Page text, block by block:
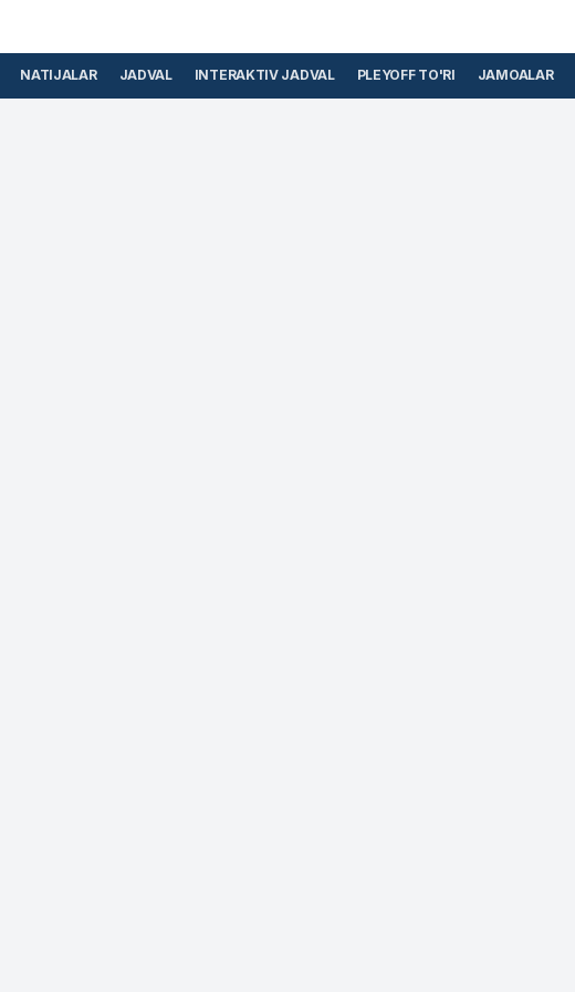
NATIJALAR JADVAL INTERAKTIV JADVAL PLEYOFF TO'RI JAMOALAR